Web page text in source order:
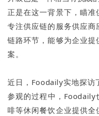
正是在这一背景下，瞄
专注供应链的服务供应
链路环节，能够为企业
案。
近日，Foodaily实地探访
参观的过程中，Foodaily
啡等休闲餐饮企业提供